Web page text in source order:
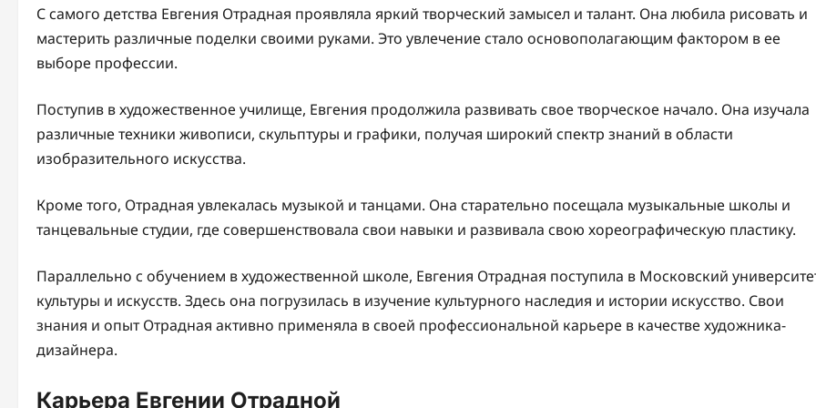
С самого детства Евгения Отрадная проявляла яркий творческий замысел и талант. Она любила рисовать и
мастерить различные поделки своими руками. Это увлечение стало основополагающим фактором в ее
выборе профессии.
Поступив в художественное училище, Евгения продолжила развивать свое творческое начало. Она изучала
различные техники живописи, скульптуры и графики, получая широкий спектр знаний в области
изобразительного искусства.
Кроме того, Отрадная увлекалась музыкой и танцами. Она старательно посещала музыкальные школы и
танцевальные студии, где совершенствовала свои навыки и развивала свою хореографическую пластику.
Параллельно с обучением в художественной школе, Евгения Отрадная поступила в Московский
культуры и искусств. Здесь она погрузилась в изучение культурного наследия и истории искусство. Свои
знания и опыт Отрадная активно применяла в своей профессиональной карьере в качестве художника-
дизайнера.
Карьера Евгении Отрадной